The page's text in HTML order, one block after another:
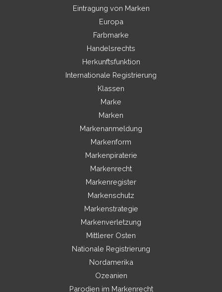
Eintragung von Marken
Europa
Farbmarke
Handelsrechts
Herkunftsfunktion
Internationale Registrierung
Klassen
Marke
Marken
Markenanmeldung
Markenform
Markenpiraterie
Markenrecht
Markenregister
Markenschutz
Markenstrategie
Markenverletzung
Mittlerer Osten
Nationale Registrierung
Nordamerika
Ozeanien
Parodien im Markenrecht